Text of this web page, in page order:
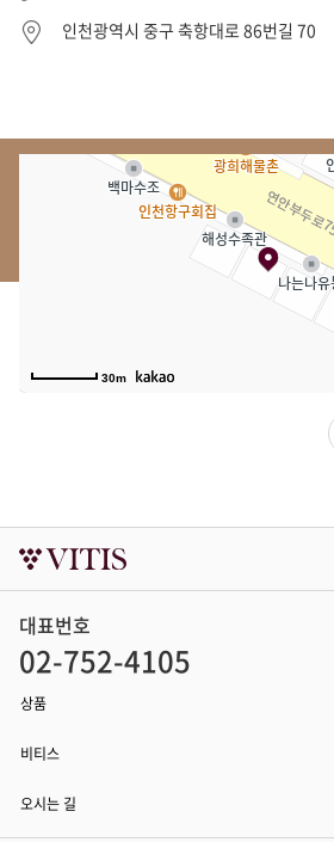
인천광역시 중구 축항대로 86번길 70
30m
대표번호
02-752-4105
상품
비티스
오시는 길